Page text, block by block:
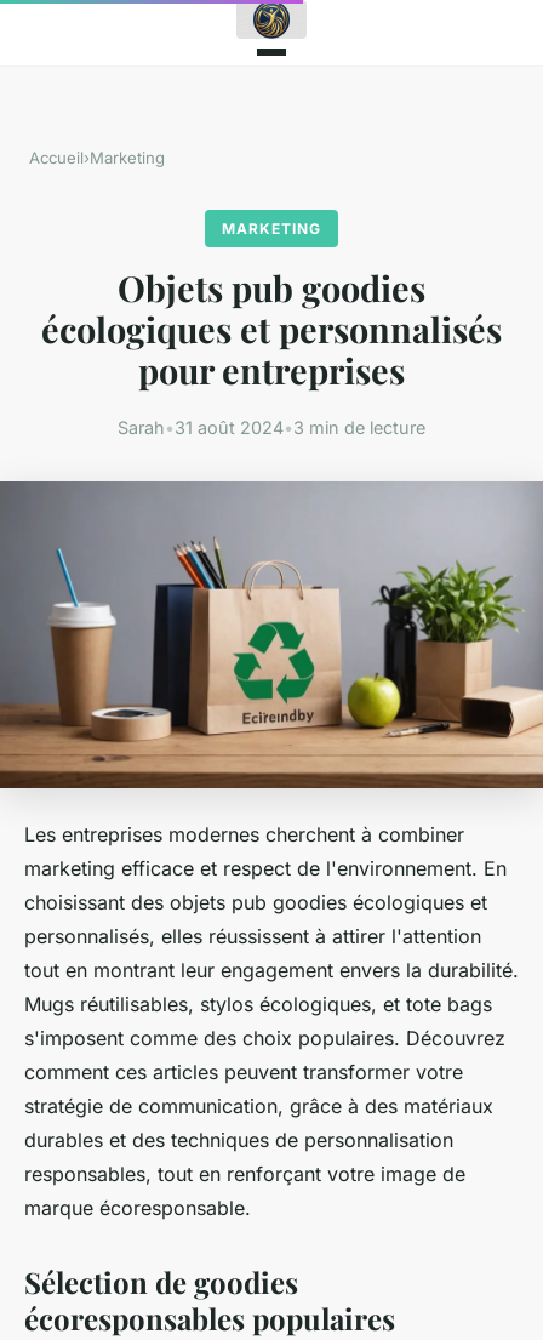
Accueil›Marketing
MARKETING
Objets pub goodies
écologiques et personnalisés
pour entreprises
Sarah•31 août 2024•3 min de lecture
Les entreprises modernes cherchent à combiner
marketing efficace et respect de l'environnement. En
choisissant des objets pub goodies écologiques et
personnalisés, elles réussissent à attirer l'attention
tout en montrant leur engagement envers la durabilité.
Mugs réutilisables, stylos écologiques, et tote bags
s'imposent comme des choix populaires. Découvrez
comment ces articles peuvent transformer votre
stratégie de communication, grâce à des matériaux
durables et des techniques de personnalisation
responsables, tout en renforçant votre image de
marque écoresponsable.
Sélection de goodies
écoresponsables populaires